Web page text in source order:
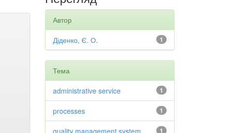
Автор
1
Діденко, Є. О.
Тема
1
administrative service
1
processes
1
quality management system